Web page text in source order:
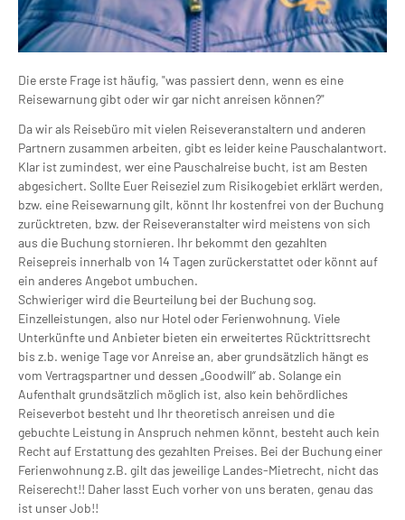
Die erste Frage ist häufig, "was passiert denn, wenn es eine
Reisewarnung gibt oder wir gar nicht anreisen können?"
Da wir als Reisebüro mit vielen Reiseveranstaltern und anderen
Partnern zusammen arbeiten, gibt es leider keine Pauschalantwort.
Klar ist zumindest, wer eine Pauschalreise bucht, ist am Besten
abgesichert. Sollte Euer Reiseziel zum Risikogebiet erklärt werden,
bzw. eine Reisewarnung gilt, könnt Ihr kostenfrei von der Buchung
zurücktreten, bzw. der Reiseveranstalter wird meistens von sich
aus die Buchung stornieren. Ihr bekommt den gezahlten
Reisepreis innerhalb von 14 Tagen zurückerstattet oder könnt auf
ein anderes Angebot umbuchen.
Schwieriger wird die Beurteilung bei der Buchung sog.
Einzelleistungen, also nur Hotel oder Ferienwohnung. Viele
Unterkünfte und Anbieter bieten ein erweitertes Rücktrittsrecht
bis z.b. wenige Tage vor Anreise an, aber grundsätzlich hängt es
vom Vertragspartner und dessen „Goodwill“ ab. Solange ein
Aufenthalt grundsätzlich möglich ist, also kein behördliches
Reiseverbot besteht und Ihr theoretisch anreisen und die
gebuchte Leistung in Anspruch nehmen könnt, besteht auch kein
Recht auf Erstattung des gezahlten Preises. Bei der Buchung einer
Ferienwohnung z.B. gilt das jeweilige Landes-Mietrecht, nicht das
Reiserecht!! Daher lasst Euch vorher von uns beraten, genau das
ist unser Job!!